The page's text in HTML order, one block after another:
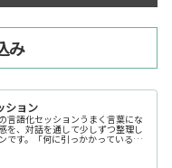
み
ション
言語化セッションうまく言葉にな
を、対話を通して少しずつ整理し
です。「何に引っかかっているの